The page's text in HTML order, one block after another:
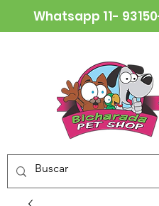
Whatsapp 11-